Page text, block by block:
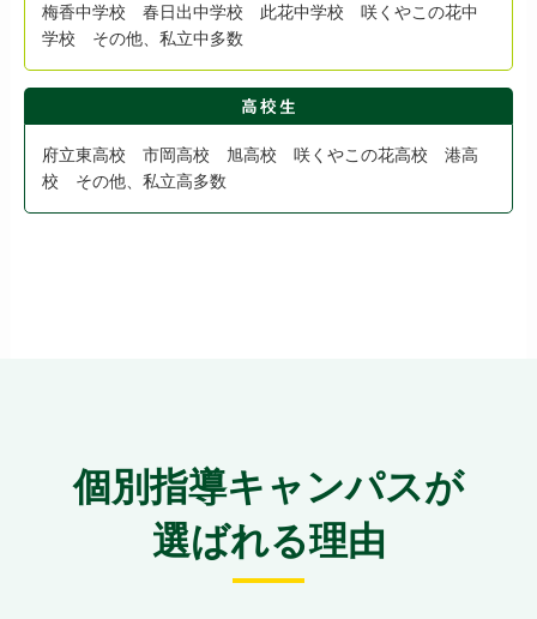
梅香中学校 春日出中学校 此花中学校 咲くやこの花中
学校 その他、私立中多数
府立東高校 市岡高校 旭高校 咲くやこの花高校 港高
校 その他、私立高多数
個別指導キャンパスが
選ばれる理由